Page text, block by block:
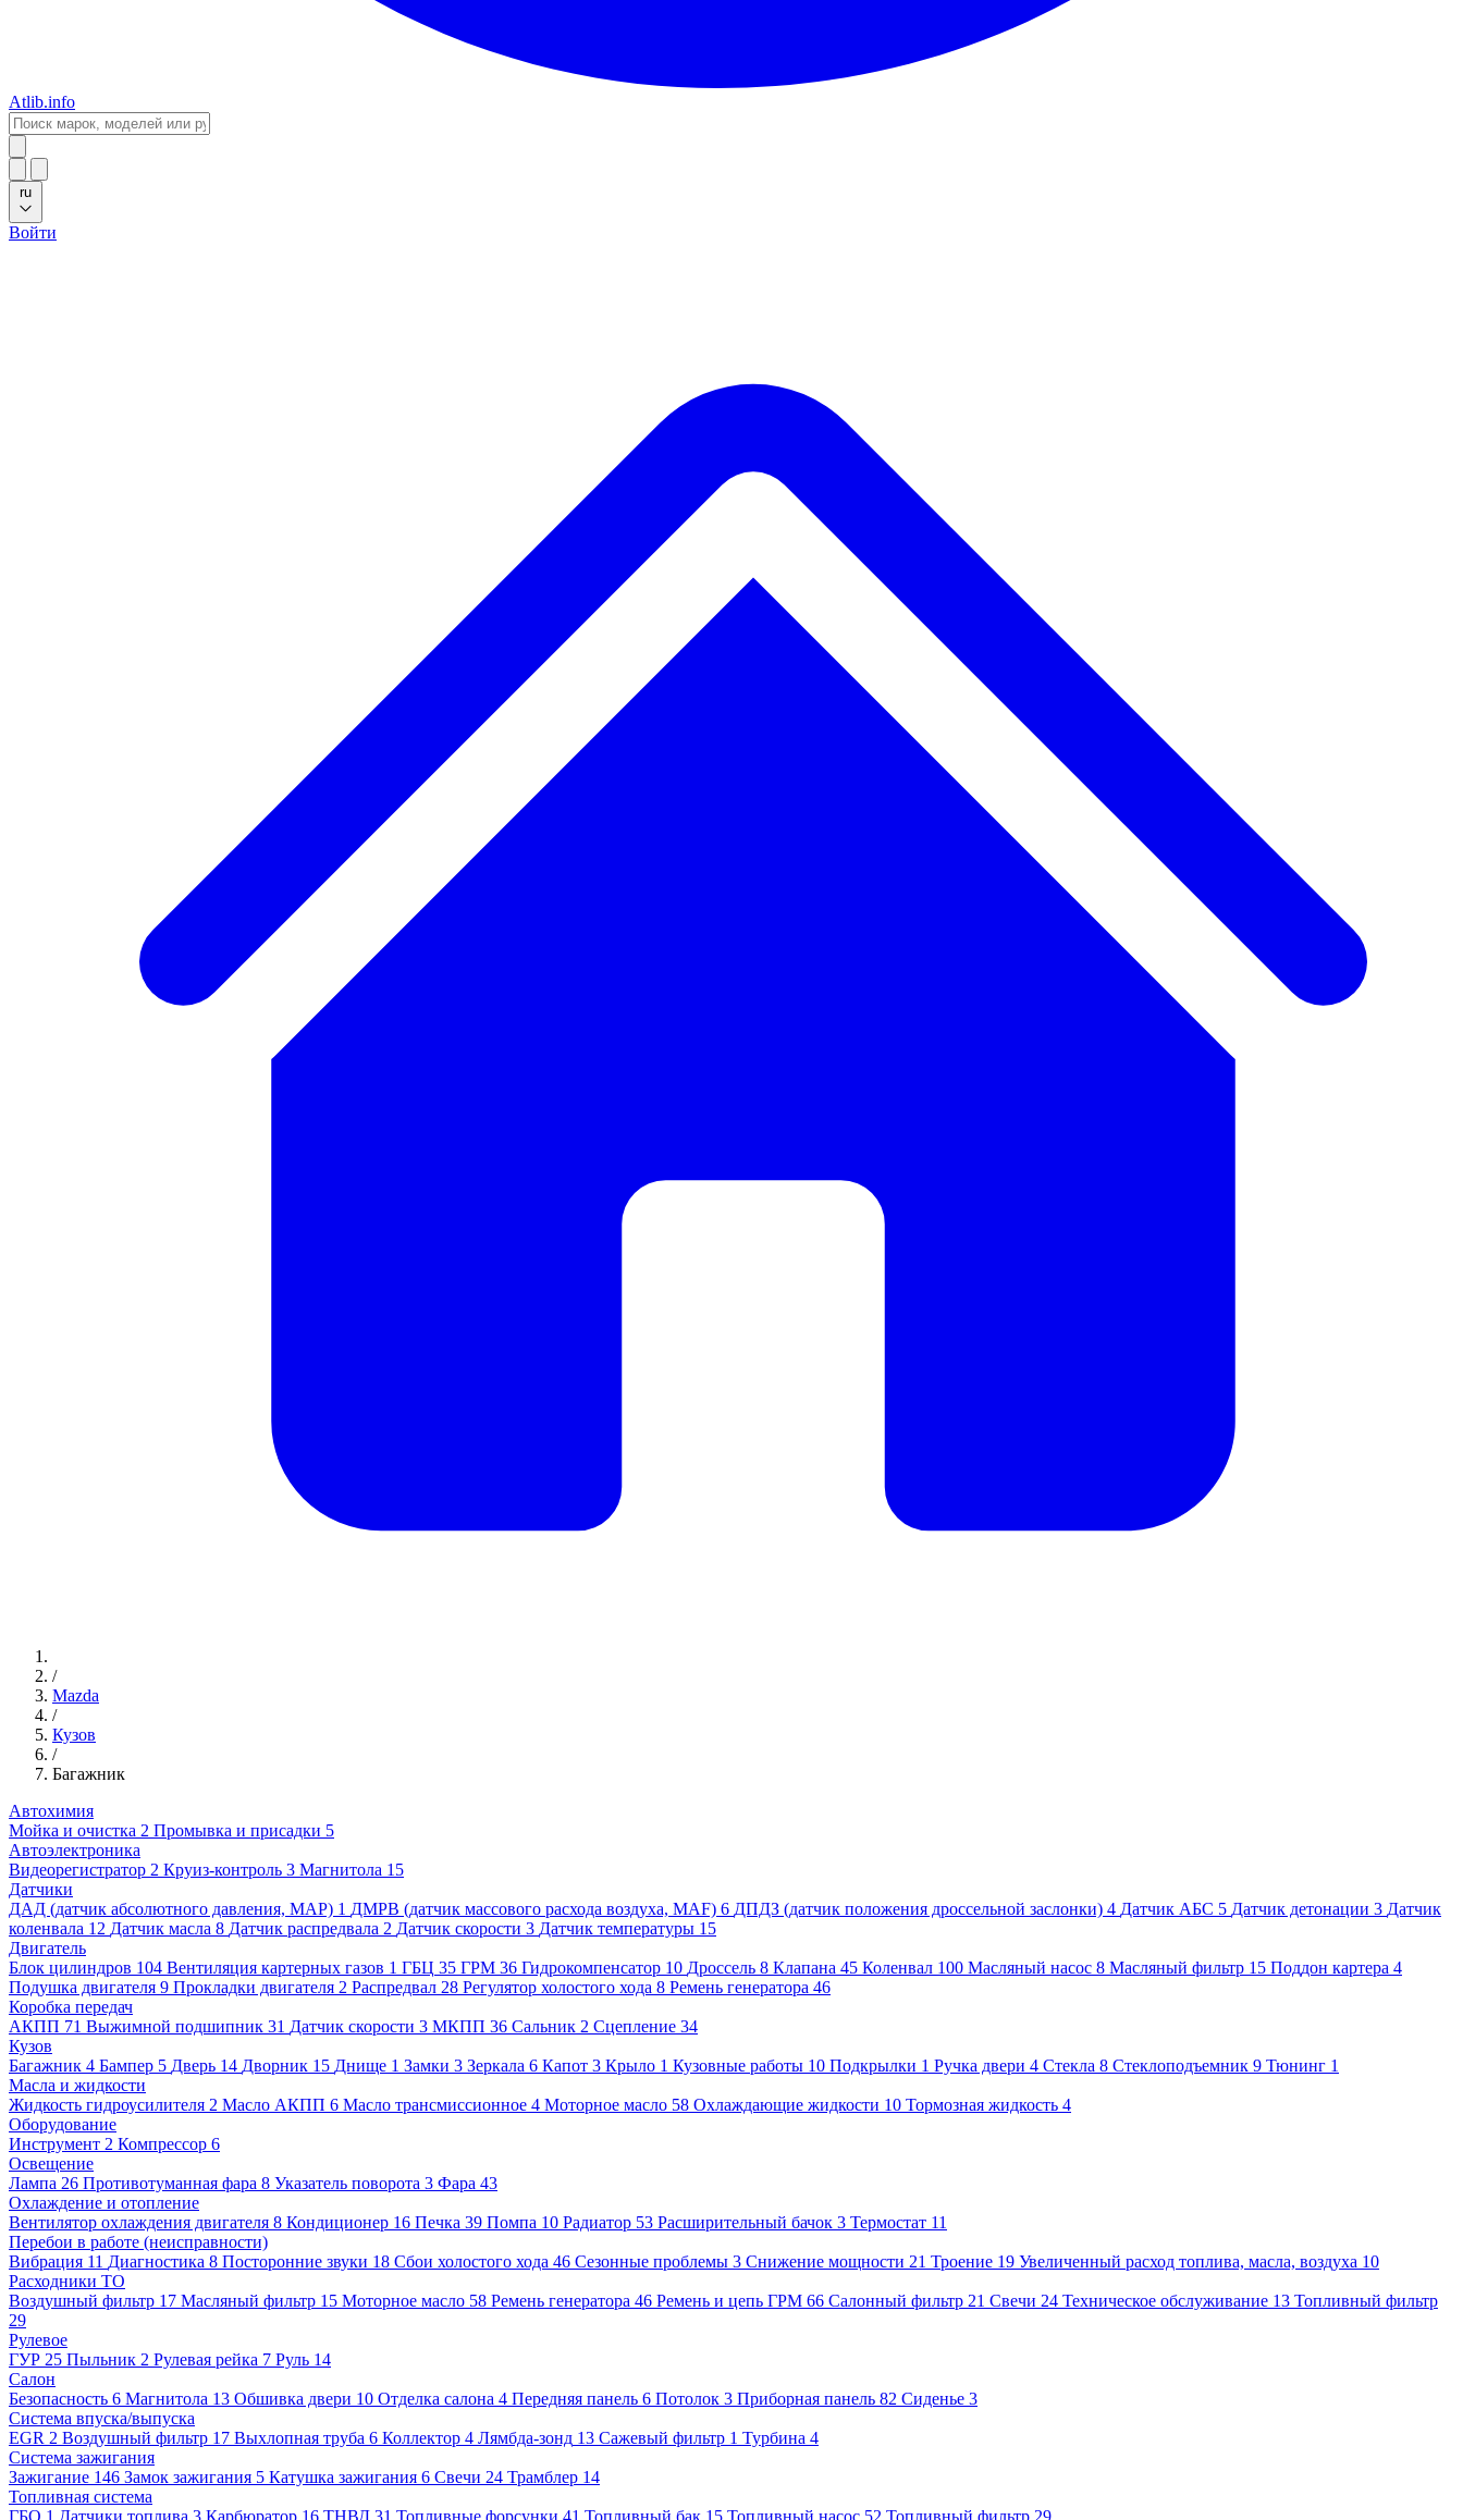
Atlib.info
ru
Войти
/
Mazda
/
Кузов
/
Багажник
Автохимия
Мойка и очистка 2 Промывка и присадки 5
Автоэлектроника
Видеорегистратор 2 Круиз-контроль 3 Магнитола 15
Датчики
ДАД (датчик абсолютного давления, MAP) 1 ДМРВ (датчик массового расхода воздуха, MAF) 6 ДПДЗ (датчик положения дроссельной заслонки) 4 Датчик АБС 5 Датчик детонации 3 Датчик
коленвала 12 Датчик масла 8 Датчик распредвала 2 Датчик скорости 3 Датчик температуры 15
Двигатель
Блок цилиндров 104 Вентиляция картерных газов 1 ГБЦ 35 ГРМ 36 Гидрокомпенсатор 10 Дроссель 8 Клапана 45 Коленвал 100 Масляный насос 8 Масляный фильтр 15 Поддон картера 4
Подушка двигателя 9 Прокладки двигателя 2 Распредвал 28 Регулятор холостого хода 8 Ремень генератора 46
Коробка передач
АКПП 71 Выжимной подшипник 31 Датчик скорости 3 МКПП 36 Сальник 2 Сцепление 34
Кузов
Багажник 4 Бампер 5 Дверь 14 Дворник 15 Днище 1 Замки 3 Зеркала 6 Капот 3 Крыло 1 Кузовные работы 10 Подкрылки 1 Ручка двери 4 Стекла 8 Стеклоподъемник 9 Тюнинг 1
Масла и жидкости
Жидкость гидроусилителя 2 Масло АКПП 6 Масло трансмиссионное 4 Моторное масло 58 Охлаждающие жидкости 10 Тормозная жидкость 4
Оборудование
Инструмент 2 Компрессор 6
Освещение
Лампа 26 Противотуманная фара 8 Указатель поворота 3 Фара 43
Охлаждение и отопление
Вентилятор охлаждения двигателя 8 Кондиционер 16 Печка 39 Помпа 10 Радиатор 53 Расширительный бачок 3 Термостат 11
Перебои в работе (неисправности)
Вибрация 11 Диагностика 8 Посторонние звуки 18 Сбои холостого хода 46 Сезонные проблемы 3 Снижение мощности 21 Троение 19 Увеличенный расход топлива, масла, воздуха 10
Расходники ТО
Воздушный фильтр 17 Масляный фильтр 15 Моторное масло 58 Ремень генератора 46 Ремень и цепь ГРМ 66 Салонный фильтр 21 Свечи 24 Техническое обслуживание 13 Топливный фильтр
29
Рулевое
ГУР 25 Пыльник 2 Рулевая рейка 7 Руль 14
Салон
Безопасность 6 Магнитола 13 Обшивка двери 10 Отделка салона 4 Передняя панель 6 Потолок 3 Приборная панель 82 Сиденье 3
Система впуска/выпуска
EGR 2 Воздушный фильтр 17 Выхлопная труба 6 Коллектор 4 Лямбда-зонд 13 Сажевый фильтр 1 Турбина 4
Система зажигания
Зажигание 146 Замок зажигания 5 Катушка зажигания 6 Свечи 24 Трамблер 14
Топливная система
ГБО 1 Датчики топлива 3 Карбюратор 16 ТНВД 31 Топливные форсунки 41 Топливный бак 15 Топливный насос 52 Топливный фильтр 29